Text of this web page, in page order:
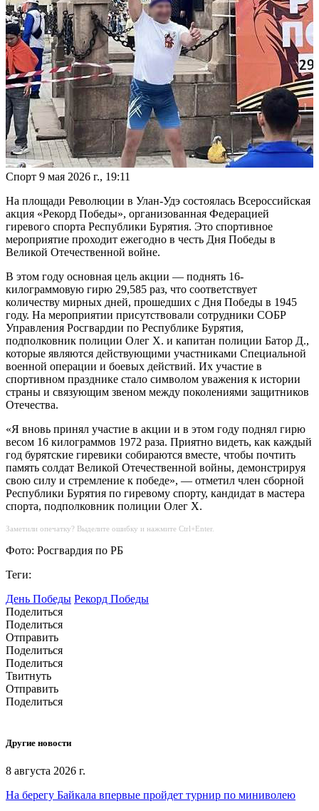
Спорт 9 мая 2026 г., 19:11
На площади Революции в Улан-Удэ состоялась Всероссийская
акция «Рекорд Победы», организованная Федерацией
гиревого спорта Республики Бурятия. Это спортивное
мероприятие проходит ежегодно в честь Дня Победы в
Великой Отечественной войне.
В этом году основная цель акции — поднять 16-
килограммовую гирю 29,585 раз, что соответствует
количеству мирных дней, прошедших с Дня Победы в 1945
году. На мероприятии присутствовали сотрудники СОБР
Управления Росгвардии по Республике Бурятия,
подполковник полиции Олег Х. и капитан полиции Батор Д.,
которые являются действующими участниками Специальной
военной операции и боевых действий. Их участие в
спортивном празднике стало символом уважения к истории
страны и связующим звеном между поколениями защитников
Отечества.
«Я вновь принял участие в акции и в этом году поднял гирю
весом 16 килограммов 1972 раза. Приятно видеть, как каждый
год бурятские гиревики собираются вместе, чтобы почтить
память солдат Великой Отечественной войны, демонстрируя
свою силу и стремление к победе», — отметил член сборной
Республики Бурятия по гиревому спорту, кандидат в мастера
спорта, подполковник полиции Олег Х.
Заметили опечатку? Выделите ошибку и нажмите Ctrl+Enter.
Фото: Росгвардия по РБ
Теги:
День Победы Рекорд Победы
Поделиться
Поделиться
Отправить
Поделиться
Поделиться
Твитнуть
Отправить
Поделиться
Другие новости
8 августа 2026 г.
На берегу Байкала впервые пройдет турнир по миниволею